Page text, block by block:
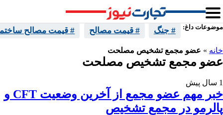
موضوعات داغ: # جنگ # قیمت مصالح # قیمت مصالح
خانه » عضو مجمع تشخیص مصلحت
عضو مجمع تشخیص مصلحت
1 سال پیش
خبر مهم عضو مجمع از آخرین وضعیت CFT و
پالرمو در مجمع تشخیص